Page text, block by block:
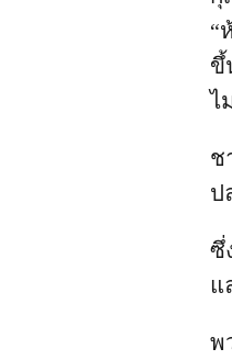
“
ขึ้
ไ
ช
ป
ซึ่
แ
พ